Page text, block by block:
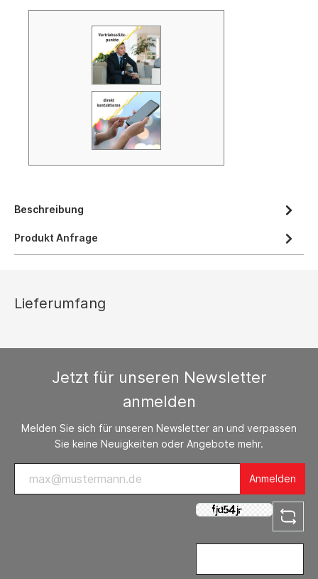
Beschreibung
Produkt Anfrage
Lieferumfang
Jetzt für unseren Newsletter
anmelden
Melden Sie sich für unseren Newsletter an und verpassen
Sie keine Neuigkeiten oder Angebote mehr.
Anmelden